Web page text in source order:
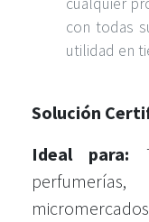
con todas
utilidad en
Solución
Ideal para: